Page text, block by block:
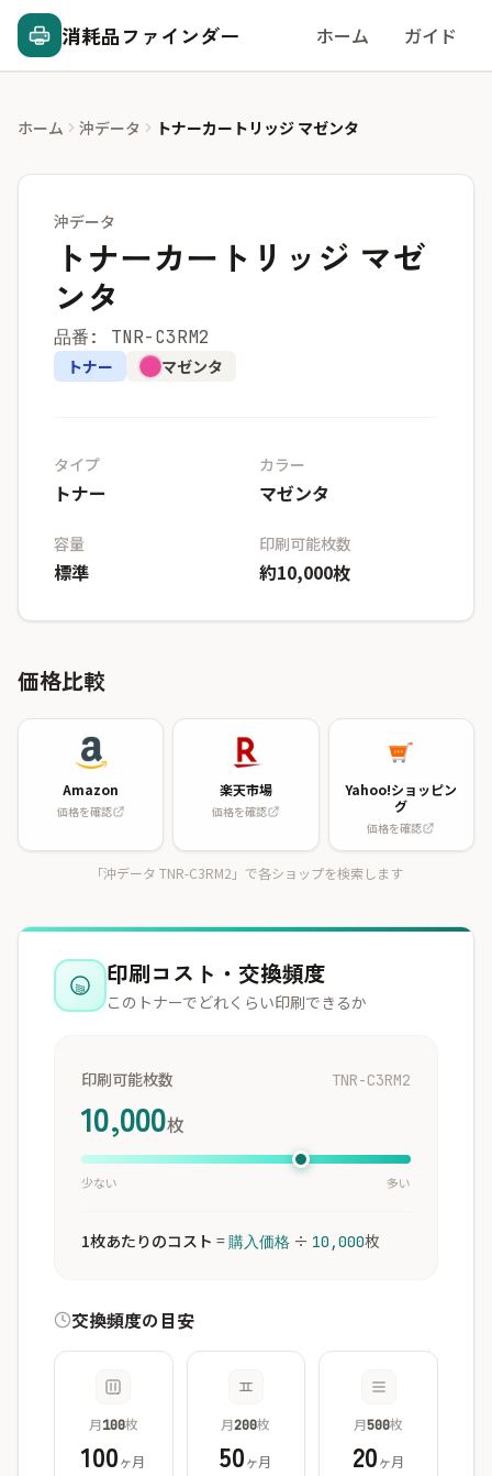
消耗品ファインダー ホーム ガイド
ホーム 沖データ トナーカートリッジ マゼンタ
沖データ
トナーカートリッジ マゼ
ンタ
品番: TNR-C3RM2
トナー マゼンタ
タイプ
トナー
カラー
マゼンタ
容量
標準
印刷可能枚数
約10,000枚
価格比較
Amazon
価格を確認
楽天市場
価格を確認
Yahoo!ショッピン
グ
価格を確認
「沖データ TNR-C3RM2」で各ショップを検索します
印刷コスト・交換頻度
このトナーでどれくらい印刷できるか
印刷可能枚数
10,000枚
TNR-C3RM2
少ない 多い
1枚あたりのコスト =購入価格 ÷ 10,000枚
交換頻度の目安
月100枚
100ヶ月
月200枚
50ヶ月
月500枚
20ヶ月